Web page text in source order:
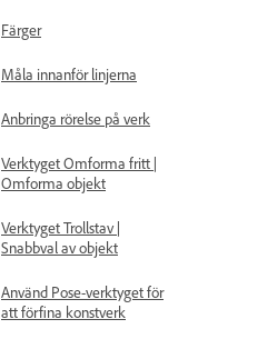
Färger
Måla innanför linjerna
Anbringa rörelse på verk
Verktyget Omforma fritt |
Omforma objekt
Verktyget Trollstav |
Snabbval av objekt
Använd Pose-verktyget för
att förfina konstverk